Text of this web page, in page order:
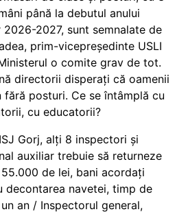
până la debutul anului
2026-2027, sunt semnalate de
prim-vicepreședinte USLI
o comite grav de tot.
directorii disperați că oamenii
fără posturi. Ce se întâmplă cu
cu educatorii?
Gorj, alți 8 inspectori și
auxiliar trebuie să returneze
de lei, bani acordați
decontarea navetei, timp de
an / Inspectorul general,